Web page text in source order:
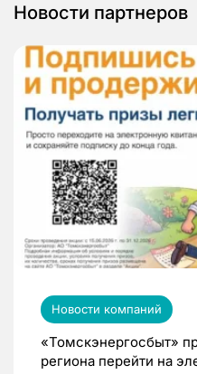
Новости партнеров
Новости компаний
«Томскэнергосбыт»
региона перейти на